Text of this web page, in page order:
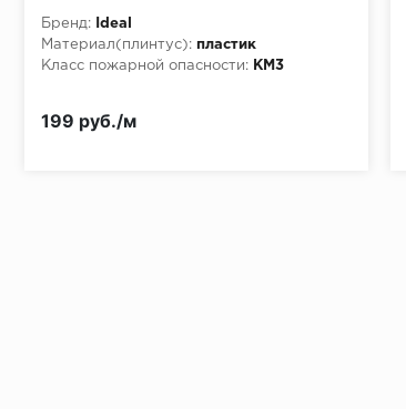
Монтаж последнего ряда:
Бренд:
Ideal
Материал(плинтус): пластик
Класс пожарной опасности:
КМ3
199 руб./м